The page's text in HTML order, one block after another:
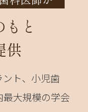
と
供
ト、小児歯
大規模の学会